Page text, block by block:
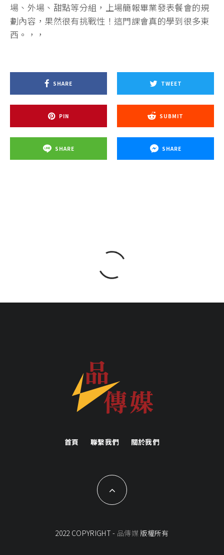
場、外場、甜點等分組，上場簡報畢業發表餐會的規
劃內容，果然很有挑戰性！這門課會真的學到很多東
西。，，
SHARE TWEET
PIN SUBMIT
SHARE SHARE
首頁 聯繫我們 關於我們
2022 COPYRIGHT - 品傳媒 版權所有